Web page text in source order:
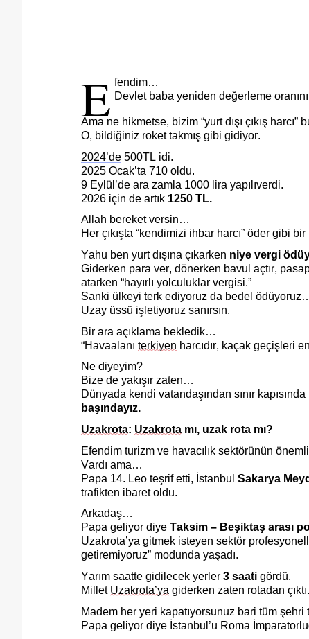
E fendim…
Devlet baba yeniden değerleme oranını
Ama ne hikmetse, bizim “yurt dışı çıkış
O, bildiğiniz roket takmış gibi gidiyor.
2024’de 500TL idi.
2025 Ocak’ta 710 oldu.
9 Eylül’de ara zamla 1000 lira yapı lıverdi.
2026 için de artık 1250 TL.
Allah bereket versin…
Her çıkışta “kendimizi ihbar harcı” öder gibi
Yahu ben yurt dışına çıkarken niye vergi
Giderken para ver, dönerken bavul açtır,
atarken “hayırlı yolculuklar vergisi.”
Sanki ülkeyi terk ediyoruz da bedel
Uzay üssü işletiyoruz sanırsın.
Bir ara açıklama bekledik…
“Havaalanı terkiyen harcıdır, kaçak geçişleri
Ne diyeyim?
Bize de yakışır zaten…
Dünyada kendi vatandaşından sınır
başındayız.
Uzakrota: Uzakrota mı, uzak rota mı?
Efendim turizm ve havacılık sektörünün
Vardı ama…
Papa 14. Leo teşrif etti, İstanbul Sakarya
trafikten ibaret oldu.
Arkadaş…
Papa geliyor diye Taksim – Beşiktaş arası
Uzakrota’ya gitmek isteyen sektör
getiremiyoruz” modunda yaşadı.
Yarım saatte gidilecek yerler 3 saati gördü.
Millet Uzakrota’ya giderken zaten rotadan çıktı.
Madem her yeri kapatıyorsunuz bari tüm şehri
Papa geliyor diye İstanbul’u Roma